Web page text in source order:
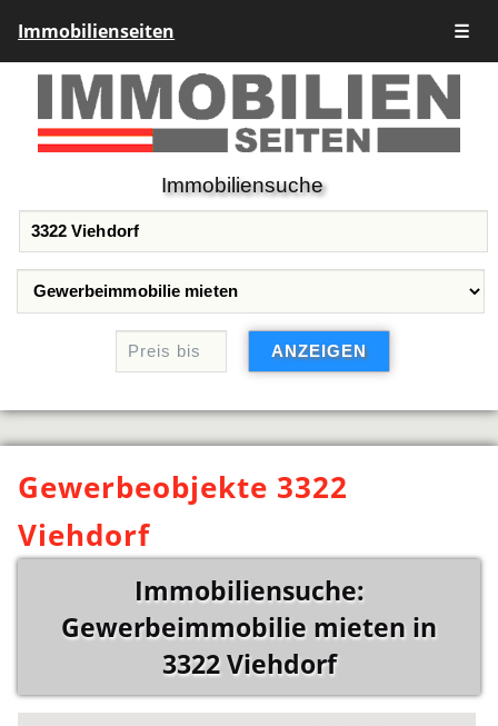
Immobilienseiten ☰
Immobiliensuche
Gewerbeobjekte 3322
Viehdorf
Immobiliensuche:
Gewerbeimmobilie mieten in
3322 Viehdorf